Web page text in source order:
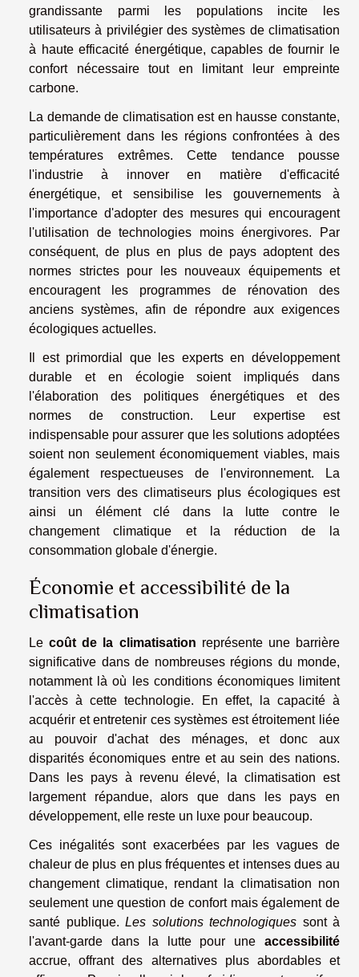
grandissante parmi les populations incite les
utilisateurs à privilégier des systèmes de climatisation
à haute efficacité énergétique, capables de fournir le
confort nécessaire tout en limitant leur empreinte
carbone.
La demande de climatisation est en hausse constante,
particulièrement dans les régions confrontées à des
températures extrêmes. Cette tendance pousse
l'industrie à innover en matière d'efficacité
énergétique, et sensibilise les gouvernements à
l'importance d'adopter des mesures qui encouragent
l'utilisation de technologies moins énergivores. Par
conséquent, de plus en plus de pays adoptent des
normes strictes pour les nouveaux équipements et
encouragent les programmes de rénovation des
anciens systèmes, afin de répondre aux exigences
écologiques actuelles.
Il est primordial que les experts en développement
durable et en écologie soient impliqués dans
l'élaboration des politiques énergétiques et des
normes de construction. Leur expertise est
indispensable pour assurer que les solutions adoptées
soient non seulement économiquement viables, mais
également respectueuses de l'environnement. La
transition vers des climatiseurs plus écologiques est
ainsi un élément clé dans la lutte contre le
changement climatique et la réduction de la
consommation globale d'énergie.
Économie et accessibilité de la
climatisation
Lecoût de la climatisation représente une barrière
significative dans de nombreuses régions du monde,
notamment là où les conditions économiques limitent
l'accès à cette technologie. En effet, la capacité à
acquérir et entretenir ces systèmes est étroitement liée
au pouvoir d'achat des ménages, et donc aux
disparités économiques entre et au sein des nations.
Dans les pays à revenu élevé, la climatisation est
largement répandue, alors que dans les pays en
développement, elle reste un luxe pour beaucoup.
Ces inégalités sont exacerbées par les vagues de
chaleur de plus en plus fréquentes et intenses dues au
changement climatique, rendant la climatisation non
seulement une question de confort mais également de
santé publique. Les solutions technologiques sont à
l'avant-garde dans la lutte pour une accessibilité
accrue, offrant des alternatives plus abordables et